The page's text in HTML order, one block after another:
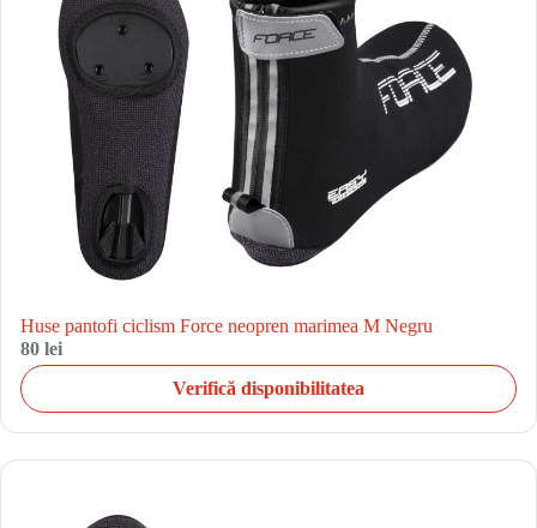
Huse pantofi ciclism Force neopren marimea M Negru
80 lei
Verifică disponibilitatea